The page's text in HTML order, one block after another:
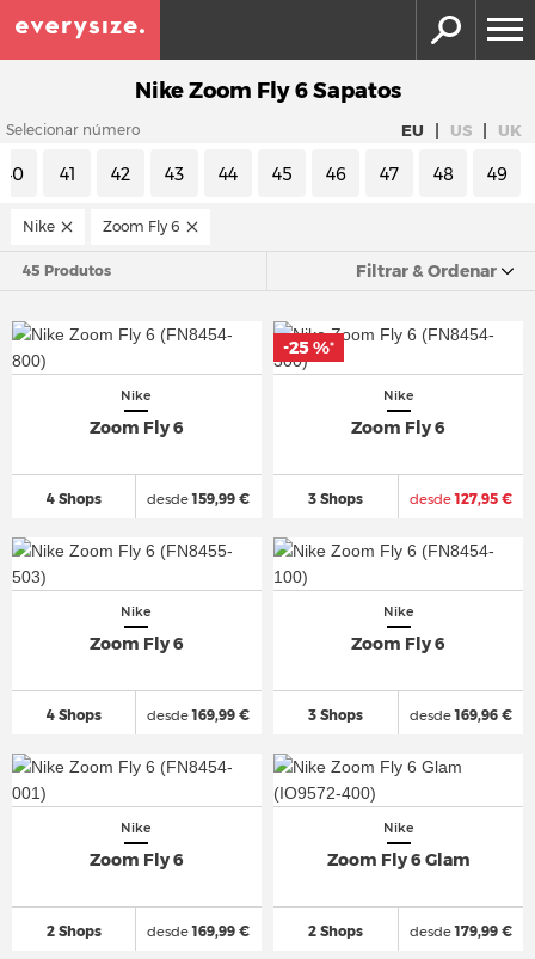
Nike Zoom Fly 6 Sapatos
Selecionar número EU | US | UK
40 41 42 43 44 45 46 47 48 49
Nike Zoom Fly 6
45 Produtos Filtrar & Ordenar
Nike
Zoom Fly 6
4 Shops desde159,99 €
Nike
Zoom Fly 6
3 Shops desde127,95 €
-25 %*
Nike
Zoom Fly 6
4 Shops desde169,99 €
Nike
Zoom Fly 6
3 Shops desde169,96 €
Nike
Zoom Fly 6
2 Shops desde169,99 €
Nike
Zoom Fly 6 Glam
2 Shops desde179,99 €